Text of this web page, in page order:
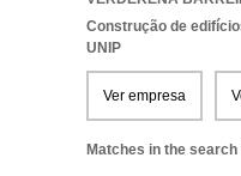
Construção de
UNIP
Ver empresa
Matches in the search